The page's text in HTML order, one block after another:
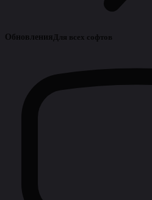
Обновления Для всех софтов